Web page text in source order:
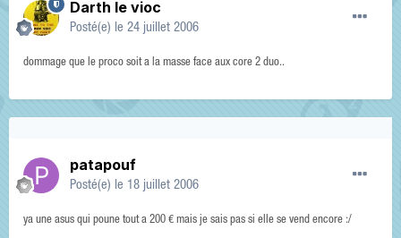
Darth le vioc
Posté(e) le 24 juillet 2006
dommage que le proco soit a la masse face aux core 2 duo..
patapouf
Posté(e) le 18 juillet 2006
ya une asus qui poune tout a 200 € mais je sais pas si elle se vend encore :/